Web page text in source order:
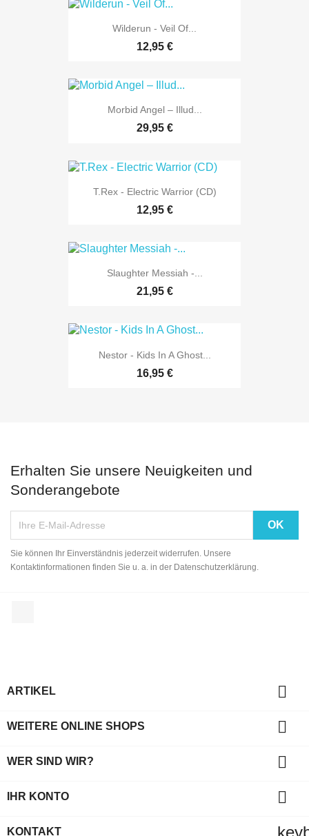
Wilderun - Veil Of...
12,95 €
Morbid Angel ‎– Illud...
29,95 €
T.Rex - Electric Warrior (CD)
12,95 €
Slaughter Messiah -...
21,95 €
Nestor - Kids In A Ghost...
16,95 €
Erhalten Sie unsere Neuigkeiten und
Sonderangebote
Sie können Ihr Einverständnis jederzeit widerrufen. Unsere
Kontaktinformationen finden Sie u. a. in der Datenschutzerklärung.
ARTIKEL 
WEITERE ONLINE SHOPS 
WER SIND WIR? 
IHR KONTO 
KONTAKT